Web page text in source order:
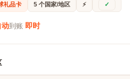
礼品卡 5 个国家/地区 ⚡ ✓
动到账 即时